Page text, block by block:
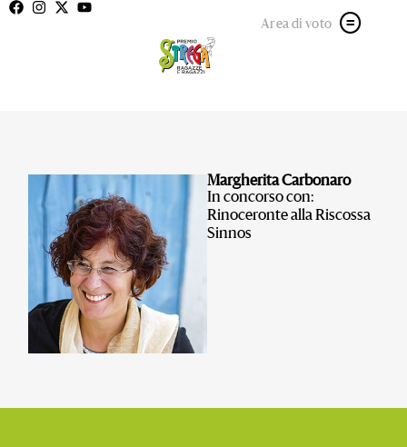
Area di voto
Margherita Carbonaro
In concorso con:
Rinoceronte alla Riscossa
Sinnos